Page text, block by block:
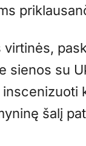
sienos su
šalį